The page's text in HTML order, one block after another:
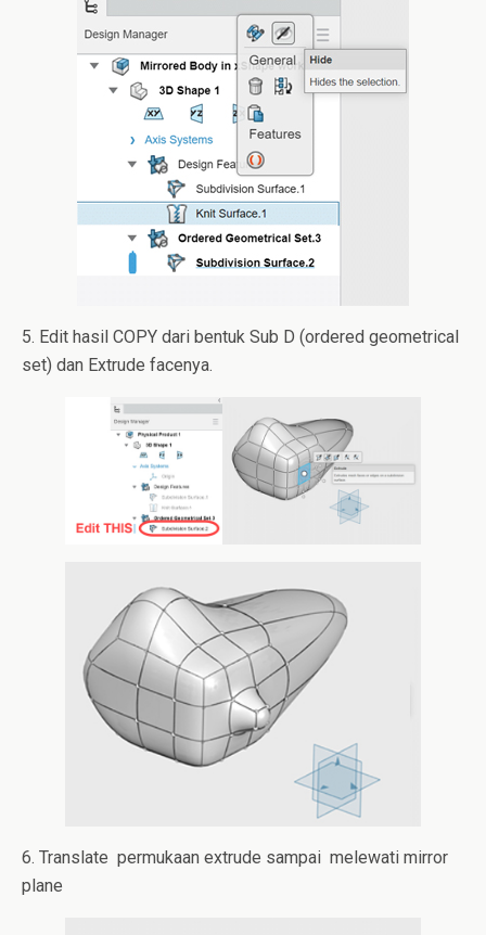
5. Edit hasil COPY dari bentuk Sub D (ordered geometrical
set) dan Extrude facenya.
6. Translate permukaan extrude sampai melewati mirror
plane